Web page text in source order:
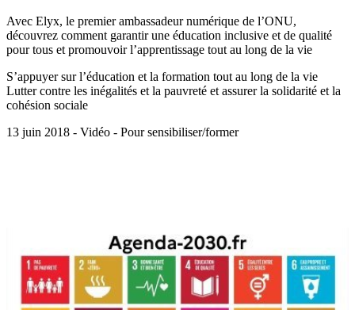
Avec Elyx, le premier ambassadeur numérique de l’ONU,
découvrez comment garantir une éducation inclusive et de qualité
pour tous et promouvoir l’apprentissage tout au long de la vie
S’appuyer sur l’éducation et la formation tout au long de la vie
Lutter contre les inégalités et la pauvreté et assurer la solidarité et la
cohésion sociale
13 juin 2018 - Vidéo - Pour sensibiliser/former